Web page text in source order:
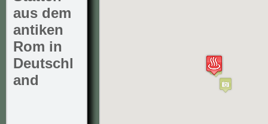
aus dem
antiken
Rom in
Deutschl
and